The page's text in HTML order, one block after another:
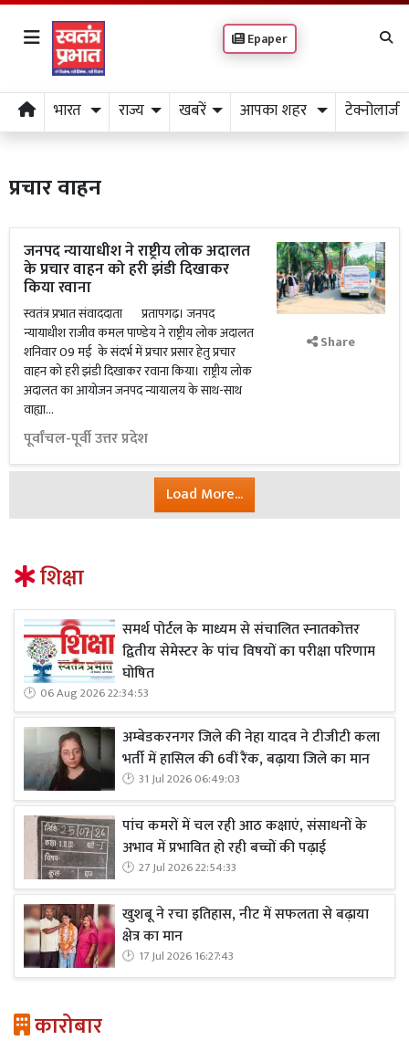
Epaper
भारत राज्य खबरें आपका शहर टेक्नोलाजी
प्रचार वाहन
जनपद न्यायाधीश ने राष्ट्रीय लोक अदालत
के प्रचार वाहन को हरी झंडी दिखाकर
किया रवाना
स्वतंत्र प्रभात संवाददाता प्रतापगढ़। जनपद
न्यायाधीश राजीव कमल पाण्डेय ने राष्ट्रीय लोक अदालत
शनिवार 09 मई के संदर्भ में प्रचार प्रसार हेतु प्रचार
वाहन को हरी झंडी दिखाकर रवाना किया। राष्ट्रीय लोक
अदालत का आयोजन जनपद न्यायालय के साथ-साथ
वाह्या...
पूर्वांचल-पूर्वी उत्तर प्रदेश
Share
Load More...
शिक्षा
समर्थ पोर्टल के माध्यम से संचालित स्नातकोत्तर
द्वितीय सेमेस्टर के पांच विषयों का परीक्षा परिणाम
घोषित
06 Aug 2026 22:34:53
अम्बेडकरनगर जिले की नेहा यादव ने टीजीटी कला
भर्ती में हासिल की 6वीं रैंक, बढ़ाया जिले का मान
31 Jul 2026 06:49:03
पांच कमरों में चल रही आठ कक्षाएं, संसाधनों के
अभाव में प्रभावित हो रही बच्चों की पढ़ाई
27 Jul 2026 22:54:33
खुशबू ने रचा इतिहास, नीट में सफलता से बढ़ाया
क्षेत्र का मान
17 Jul 2026 16:27:43
कारोबार